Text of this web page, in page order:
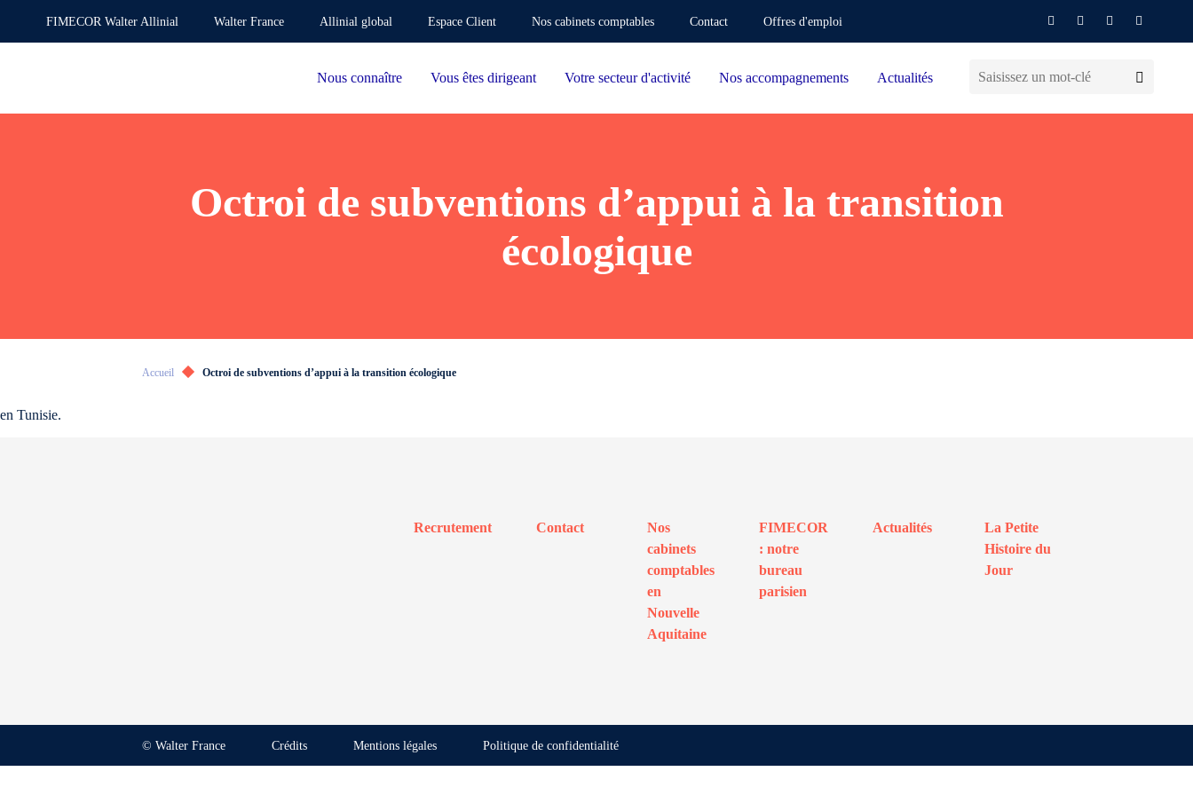
FIMECOR Walter Allinial Walter France Allinial global Espace Client Nos cabinets comptables Contact Offres d'emploi
Nous connaître Vous êtes dirigeant Votre secteur d'activité Nos accompagnements Actualités
Octroi de subventions d’appui à la transition
écologique
Accueil Octroi de subventions d’appui à la transition écologique
en Tunisie.
Recrutement Contact
Nos
cabinets
comptables
en
Nouvelle
Aquitaine
FIMECOR
: notre
bureau
parisien
Actualités
La Petite
Histoire du
Jour
© Walter France Crédits Mentions légales Politique de confidentialité